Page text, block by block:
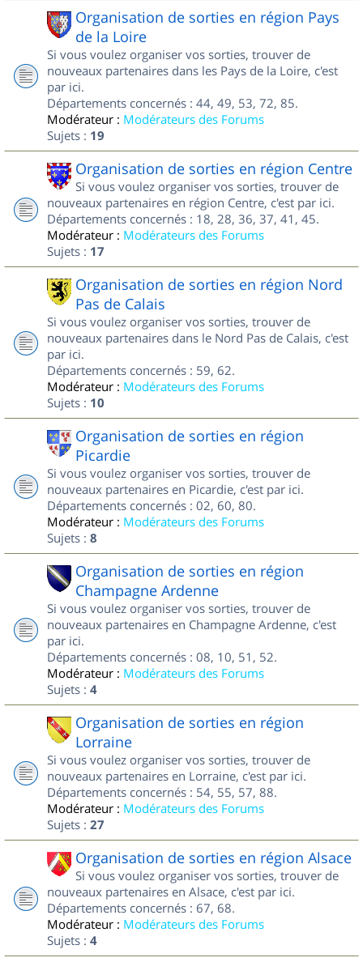
Organisation de sorties en région Pays
de la Loire
Si vous voulez organiser vos sorties, trouver de
nouveaux partenaires dans les Pays de la Loire, c'est
par ici.
Départements concernés : 44, 49, 53, 72, 85.
Modérateur : Modérateurs des Forums
Sujets : 19
Organisation de sorties en région Centre
Si vous voulez organiser vos sorties, trouver de
nouveaux partenaires en région Centre, c'est par ici.
Départements concernés : 18, 28, 36, 37, 41, 45.
Modérateur : Modérateurs des Forums
Sujets : 17
Organisation de sorties en région Nord
Pas de Calais
Si vous voulez organiser vos sorties, trouver de
nouveaux partenaires dans le Nord Pas de Calais, c'est
par ici.
Départements concernés : 59, 62.
Modérateur : Modérateurs des Forums
Sujets : 10
Organisation de sorties en région
Picardie
Si vous voulez organiser vos sorties, trouver de
nouveaux partenaires en Picardie, c'est par ici.
Départements concernés : 02, 60, 80.
Modérateur : Modérateurs des Forums
Sujets : 8
Organisation de sorties en région
Champagne Ardenne
Si vous voulez organiser vos sorties, trouver de
nouveaux partenaires en Champagne Ardenne, c'est
par ici.
Départements concernés : 08, 10, 51, 52.
Modérateur : Modérateurs des Forums
Sujets : 4
Organisation de sorties en région
Lorraine
Si vous voulez organiser vos sorties, trouver de
nouveaux partenaires en Lorraine, c'est par ici.
Départements concernés : 54, 55, 57, 88.
Modérateur : Modérateurs des Forums
Sujets : 27
Organisation de sorties en région Alsace
Si vous voulez organiser vos sorties, trouver de
nouveaux partenaires en Alsace, c'est par ici.
Départements concernés : 67, 68.
Modérateur : Modérateurs des Forums
Sujets : 4